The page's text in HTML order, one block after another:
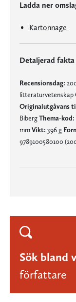
Ladda ner
Kartonnage
Detaljerad fakta
Recensionsdag:
litteraturvetenskap
Originalutgåvans
BibergThema-kod:
mmVikt: 396 g
9789100580100
Sök bland
författare